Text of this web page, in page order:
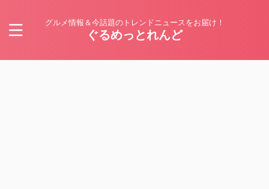
グルメ情報＆今話題のトレンドニュースをお届け！
ぐるめっとれんど